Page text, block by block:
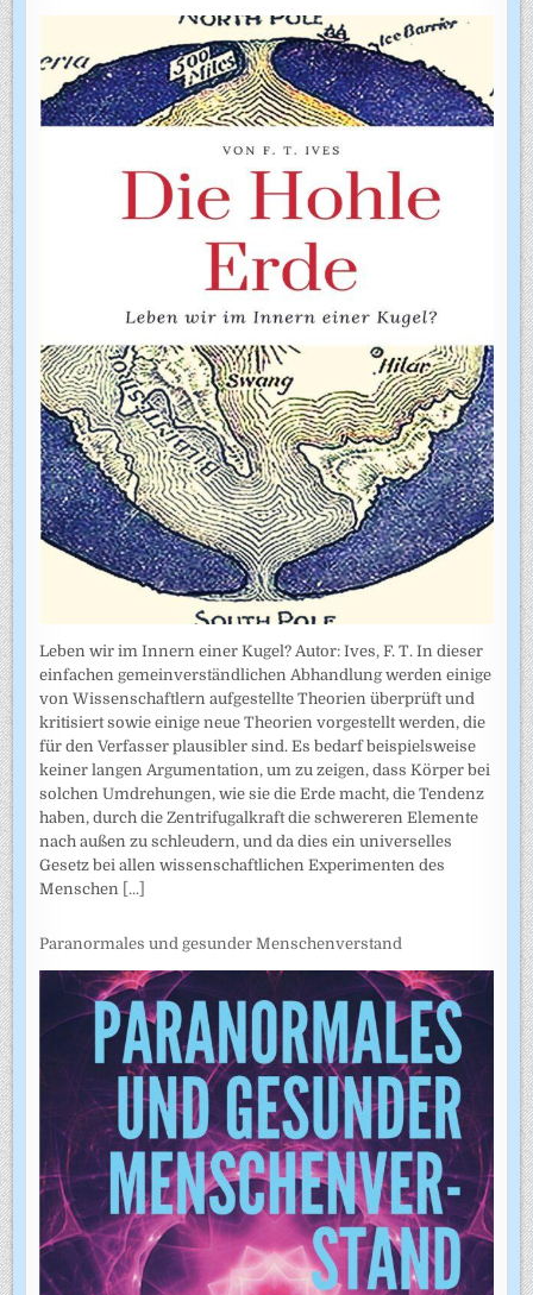
Leben wir im Innern einer Kugel? Autor: Ives, F. T. In dieser
einfachen gemeinverständlichen Abhandlung werden einige
von Wissenschaftlern aufgestellte Theorien überprüft und
kritisiert sowie einige neue Theorien vorgestellt werden, die
für den Verfasser plausibler sind. Es bedarf beispielsweise
keiner langen Argumentation, um zu zeigen, dass Körper bei
solchen Umdrehungen, wie sie die Erde macht, die Tendenz
haben, durch die Zentrifugalkraft die schwereren Elemente
nach außen zu schleudern, und da dies ein universelles
Gesetz bei allen wissenschaftlichen Experimenten des
Menschen [...]
Paranormales und gesunder Menschenverstand